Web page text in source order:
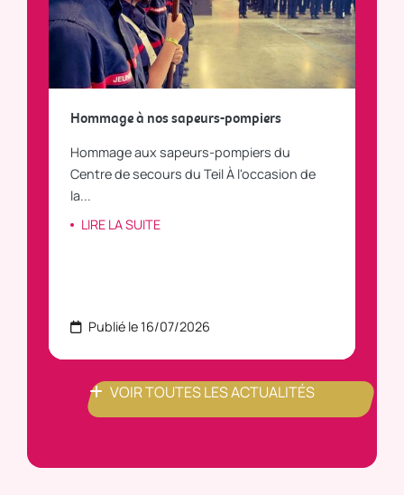
Hommage à nos sapeurs-pompiers
Hommage aux sapeurs-pompiers du
Centre de secours du Teil À l'occasion de
la...
LIRE LA SUITE
Publié le 16/07/2026
VOIR TOUTES LES ACTUALITÉS